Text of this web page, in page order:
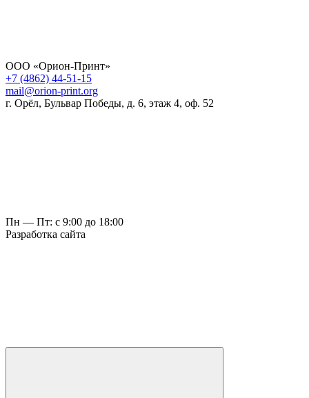
ООО «Орион-Принт»
+7 (4862) 44-51-15
mail@orion-print.org
г. Орёл, Бульвар Победы, д. 6, этаж 4, оф. 52
Пн — Пт: с 9:00 до 18:00
Разработка сайта